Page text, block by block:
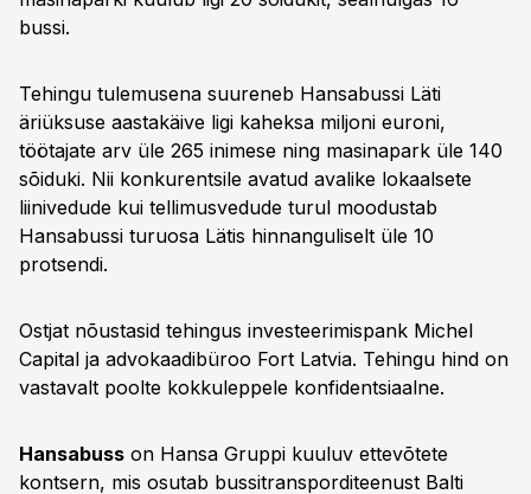
bussi.
Tehingu tulemusena suureneb Hansabussi Läti
äriüksuse aastakäive ligi kaheksa miljoni euroni,
töötajate arv üle 265 inimese ning masinapark üle 140
sõiduki. Nii konkurentsile avatud avalike lokaalsete
liinivedude kui tellimusvedude turul moodustab
Hansabussi turuosa Lätis hinnanguliselt üle 10
protsendi.
Ostjat nõustasid tehingus investeerimispank Michel
Capital ja advokaadibüroo Fort Latvia. Tehingu hind on
vastavalt poolte kokkuleppele konfidentsiaalne.
Hansabuss on Hansa Gruppi kuuluv ettevõtete
kontsern, mis osutab bussitransporditeenust Balti